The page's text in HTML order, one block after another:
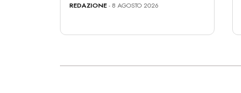
REDAZIONE- 8 AGOSTO 2026